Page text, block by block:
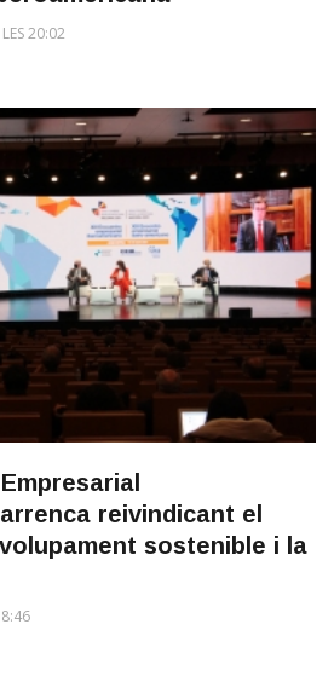
20:02
reivindicant el
sostenible i la